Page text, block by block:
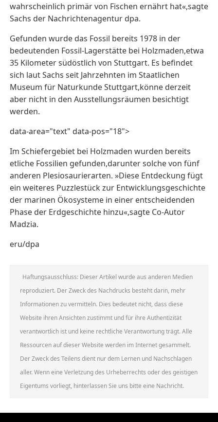
wahrscheinlich primär von Fischen ernährt hat«,sagte
Sachs der Nachrichtenagentur dpa.
Gefunden wurde das Fossil bereits 1978 in der
bedeutenden Fossil-Lagerstätte bei Holzmaden,etwa
35 Kilometer südöstlich von Stuttgart. Es befindet
sich laut Sachs seit Jahrzehnten im Staatlichen
Museum für Naturkunde Stuttgart,könne derzeit
aber nicht in den Ausstellungsräumen besichtigt
werden.
data-area="text" data-pos="18">
Im Schiefergebiet bei Holzmaden wurden bereits
etliche Fossilien gefunden,darunter solche von fünf
anderen Plesiosaurierarten. »Diese Entdeckung fügt
ein weiteres Puzzlestück zur Entwicklungsgeschichte
der marinen Ökosysteme in einer entscheidenden
Phase der Erdgeschichte hinzu«,sagte Co-Autor
Madzia.
eru/dpa
Haftungsausschluss: Dieser Artikel wurde aus anderen Medien
reproduziert. Der Zweck des Nachdrucks besteht darin, mehr
Informationen zu vermitteln. Dies bedeutet nicht, dass diese
Website ihren Ansichten zustimmt und für ihre Authentizität
verantwortlich ist und keine rechtliche Verantwortung trägt. Alle
Ressourcen auf dieser Website werden im Internet gesammelt.
Der Zweck des Teilens dient nur dem Lernen und Nachschlagen
aller. Wenn eine Verletzung des Urheberrechts oder des geistigen
Eigentums vorliegt, hinterlassen Sie uns bitte eine Nachricht.